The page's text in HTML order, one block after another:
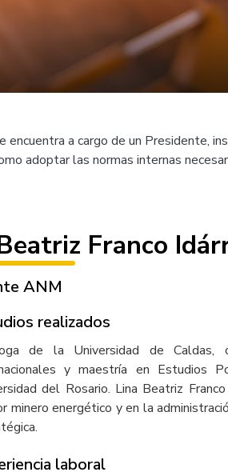
a cargo de un Presidente,
adoptar las normas internas
Franco
ANM
realizados
de la Universidad de Caldas,
y maestría en Estudios
del Rosario. Lina Beatriz
minero energético y en la
laboral